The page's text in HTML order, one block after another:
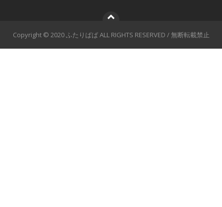
Copyright © 2020 ふたりぱぱ ALL RIGHTS RESERVED / 無断転載禁止